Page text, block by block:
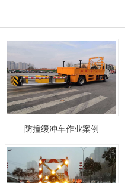
防撞缓冲车作业案例